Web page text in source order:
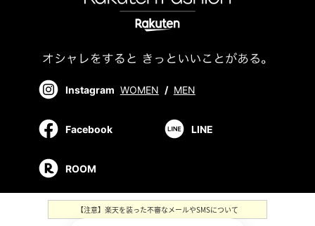
Instagram WOMEN / MEN
Facebook LINE
ROOM
【注意】楽天を装った不審なメールやSMSについて